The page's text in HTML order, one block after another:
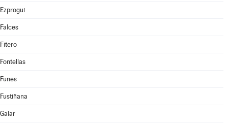
Ezprogui
Falces
Fitero
Fontellas
Funes
Fustiñana
Galar